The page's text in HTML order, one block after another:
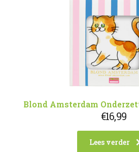
Blond Amsterdam
€16,99
Lees verder